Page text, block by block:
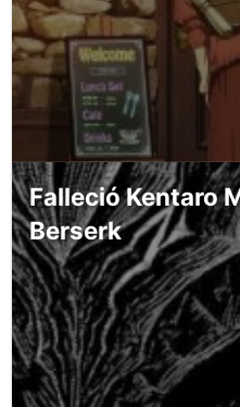
Falleció Kentaro
Berserk